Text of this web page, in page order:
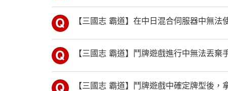
【三國志 霸道】在中日混合伺服器中無法
【三國志 霸道】鬥牌遊戲進行中無法丟棄
【三國志 霸道】鬥牌遊戲中確定牌型後